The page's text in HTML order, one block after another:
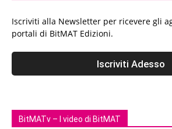
Iscriviti alla Newsletter per ricevere gli
portali di BitMAT Edizioni.
BitMATv – I video di BitMAT